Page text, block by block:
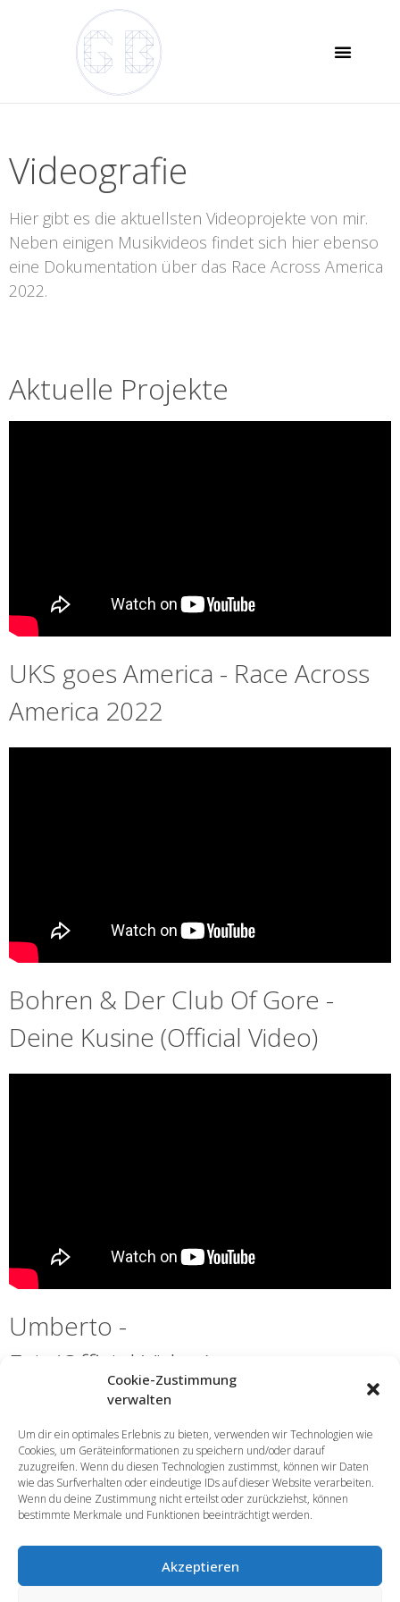
Cookie-Zustimmung
verwalten
Um dir ein optimales Erlebnis zu bieten, verwenden wir Technologien wie
Cookies, um Geräteinformationen zu speichern und/oder darauf
zuzugreifen. Wenn du diesen Technologien zustimmst, können wir Daten
wie das Surfverhalten oder eindeutige IDs auf dieser Website verarbeiten.
Wenn du deine Zustimmung nicht erteilst oder zurückziehst, können
bestimmte Merkmale und Funktionen beeinträchtigt werden.
Akzeptieren
Videografie
Hier gibt es die aktuellsten Videoprojekte von mir.
Neben einigen Musikvideos findet sich hier ebenso
eine Dokumentation über das Race Across America
2022.
Aktuelle Projekte
UKS goes America - Race Across
America 2022
Bohren & Der Club Of Gore -
Deine Kusine (Official Video)
Umberto -
Exit (Official Video)
Daten­schutz­erklärung